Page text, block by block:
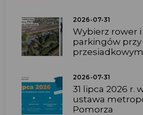
2026-07-31
Wybierz rower i
parkingów przy
przesiadkowym
2026-07-31
31 lipca 2026 r.
ustawa
Pomorza